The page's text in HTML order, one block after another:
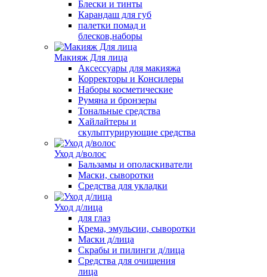
Блески и тинты
Карандаш для губ
палетки помад и
блесков,наборы
Макияж Для лица
Аксессуары для макияжа
Корректоры и Консилеры
Наборы косметические
Румяна и бронзеры
Тональные средства
Хайлайтеры и
скульптурирующие средства
Уход д/волос
Бальзамы и ополаскиватели
Маски, сыворотки
Средства для укладки
Уход д/лица
для глаз
Крема, эмульсии, сыворотки
Маски д/лица
Скрабы и пилинги д/лица
Средства для очищения
лица